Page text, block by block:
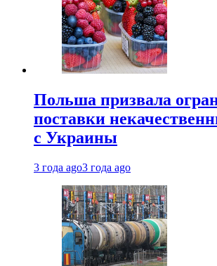
Польша призвала
поставки
с Украины
3 года ago3 года ago